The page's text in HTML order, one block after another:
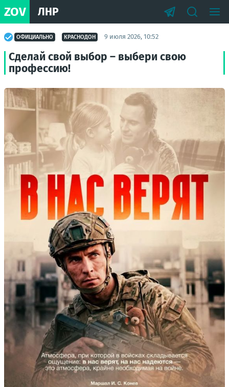
ZOV ЛНР
ОФИЦИАЛЬНО КРАСНОДОН 9 июля 2026, 10:52
Сделай свой выбор – выбери свою
профессию!